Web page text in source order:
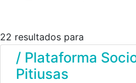
22 resultados para
/ Plataforma
Pitiusas